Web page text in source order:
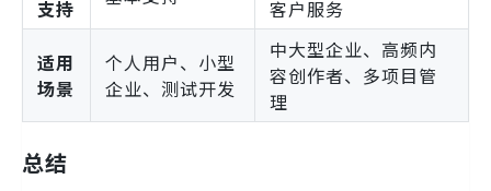
支持
客户服务
适用
场景
个人用户、小型
企业、测试开发
中大型企业、高频内
容创作者、多项目管
理
总结